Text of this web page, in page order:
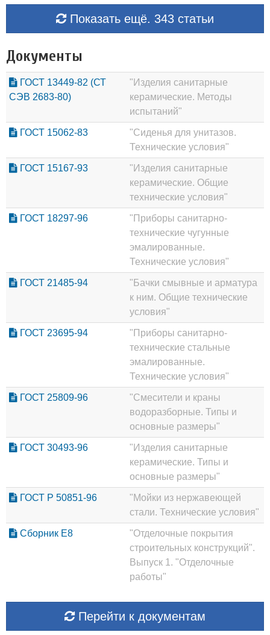
Показать ещё. 343 статьи
Документы
ГОСТ 13449-82 (СТ
СЭВ 2683-80)
"Изделия санитарные
керамические. Методы
испытаний"
ГОСТ 15062-83
"Сиденья для унитазов.
Технические условия"
ГОСТ 15167-93
"Изделия санитарные
керамические. Общие
технические условия"
ГОСТ 18297-96
"Приборы санитарно-
технические чугунные
эмалированные.
Технические условия"
ГОСТ 21485-94
"Бачки смывные и арматура
к ним. Общие технические
условия"
ГОСТ 23695-94
"Приборы санитарно-
технические стальные
эмалированные.
Технические условия"
ГОСТ 25809-96
"Смесители и краны
водоразборные. Типы и
основные размеры"
ГОСТ 30493-96
"Изделия санитарные
керамические. Типы и
основные размеры"
ГОСТ Р 50851-96
"Мойки из нержавеющей
стали. Технические условия"
Сборник Е8
"Отделочные покрытия
строительных конструкций".
Выпуск 1. "Отделочные
работы"
Перейти к документам